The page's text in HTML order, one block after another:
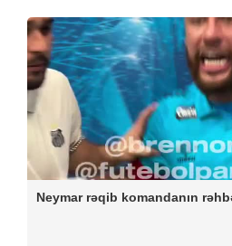
Neymar rəqib komandanın